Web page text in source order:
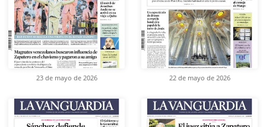
23 de mayo de 2026 22 de mayo de 2026